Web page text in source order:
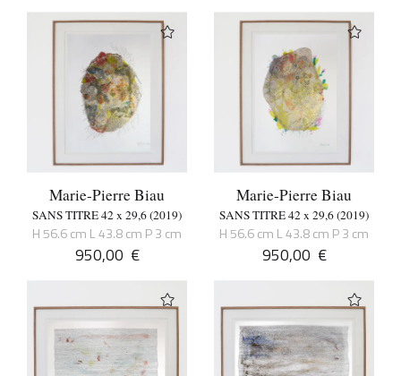
Marie-Pierre Biau
SANS TITRE 42 x 29,6 (2019)
H 56.6 cm L 43.8 cm P 3 cm
950,00 €
Marie-Pierre Biau
SANS TITRE 42 x 29,6 (2019)
H 56.6 cm L 43.8 cm P 3 cm
950,00 €